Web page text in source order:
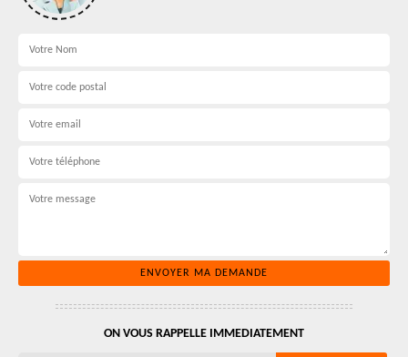
ON VOUS RAPPELLE IMMEDIATEMENT